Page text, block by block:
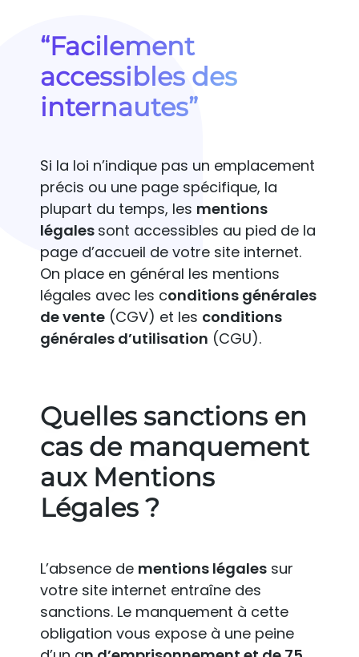
“Facilement
accessibles des
internautes”
Si la loi n’indique pas un emplacement
précis ou une page spécifique, la
plupart du temps, les mentions
légales sont accessibles au pied de la
page d’accueil de votre site internet.
On place en général les mentions
légales avec les conditions générales
de vente (CGV) et les conditions
générales d’utilisation (CGU).
Quelles sanctions en
cas de manquement
aux Mentions
Légales ?
L’absence de mentions légales sur
votre site internet entraîne des
sanctions. Le manquement à cette
obligation vous expose à une peine